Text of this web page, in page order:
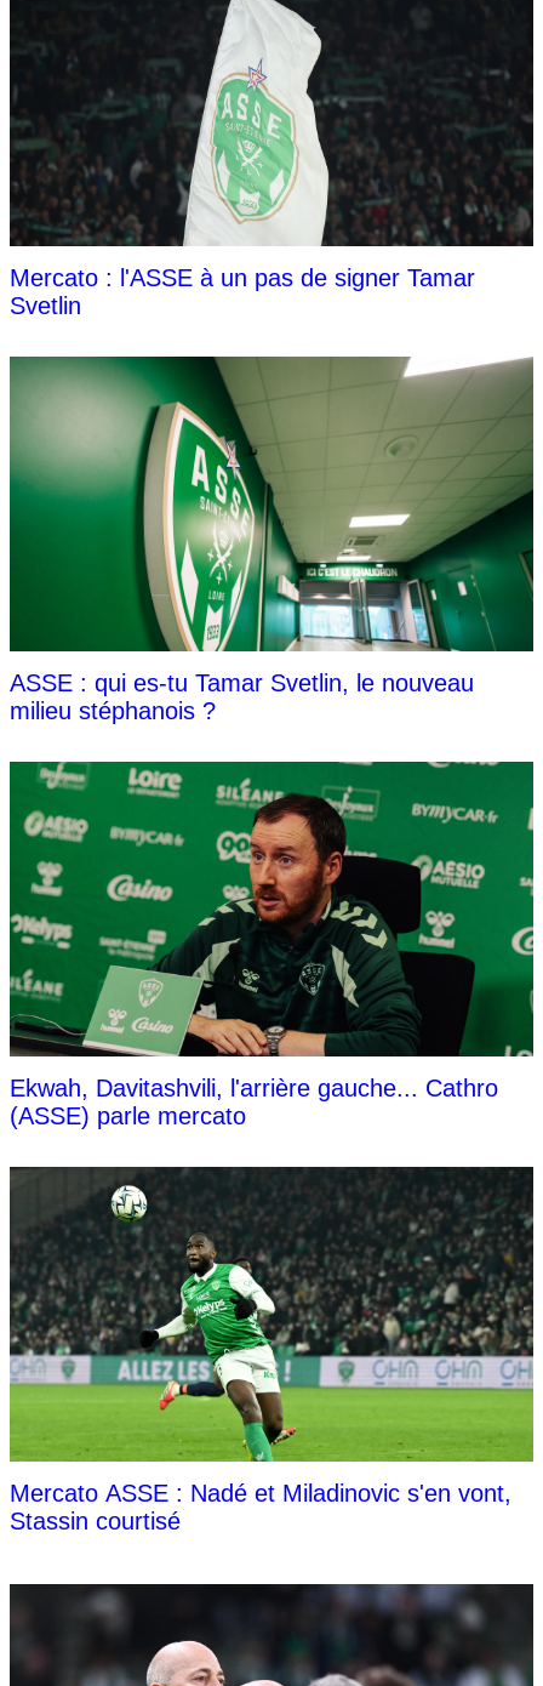
Mercato : l'ASSE à un pas de signer Tamar
Svetlin
ASSE : qui es-tu Tamar Svetlin, le nouveau
milieu stéphanois ?
Ekwah, Davitashvili, l'arrière gauche... Cathro
(ASSE) parle mercato
Mercato ASSE : Nadé et Miladinovic s'en vont,
Stassin courtisé